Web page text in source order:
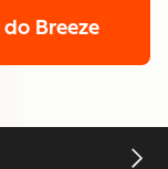
do Breeze